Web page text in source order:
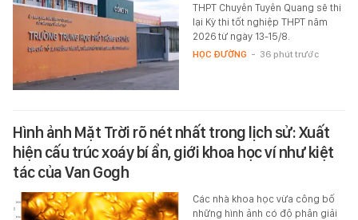
THPT Chuyên Tuyên Quang sẽ thi
lại Kỳ thi tốt nghiệp THPT năm
2026 từ ngày 13-15/8.
HỌC ĐƯỜNG - 36 phút trước
Hình ảnh Mặt Trời rõ nét nhất trong lịch sử: Xuất
hiện cấu trúc xoáy bí ẩn, giới khoa học ví như kiệt
tác của Van Gogh
Các nhà khoa học vừa công bố
những hình ảnh có độ phân giải